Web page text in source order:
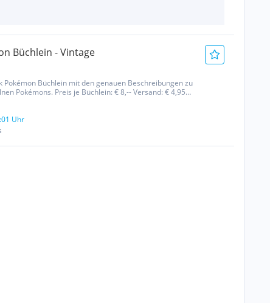
Büchlein - Vintage
Pokémon Büchlein mit den genauen Beschreibungen zu
Pokémons. Preis je Büchlein: € 8,-- Versand: € 4,95
Uhr